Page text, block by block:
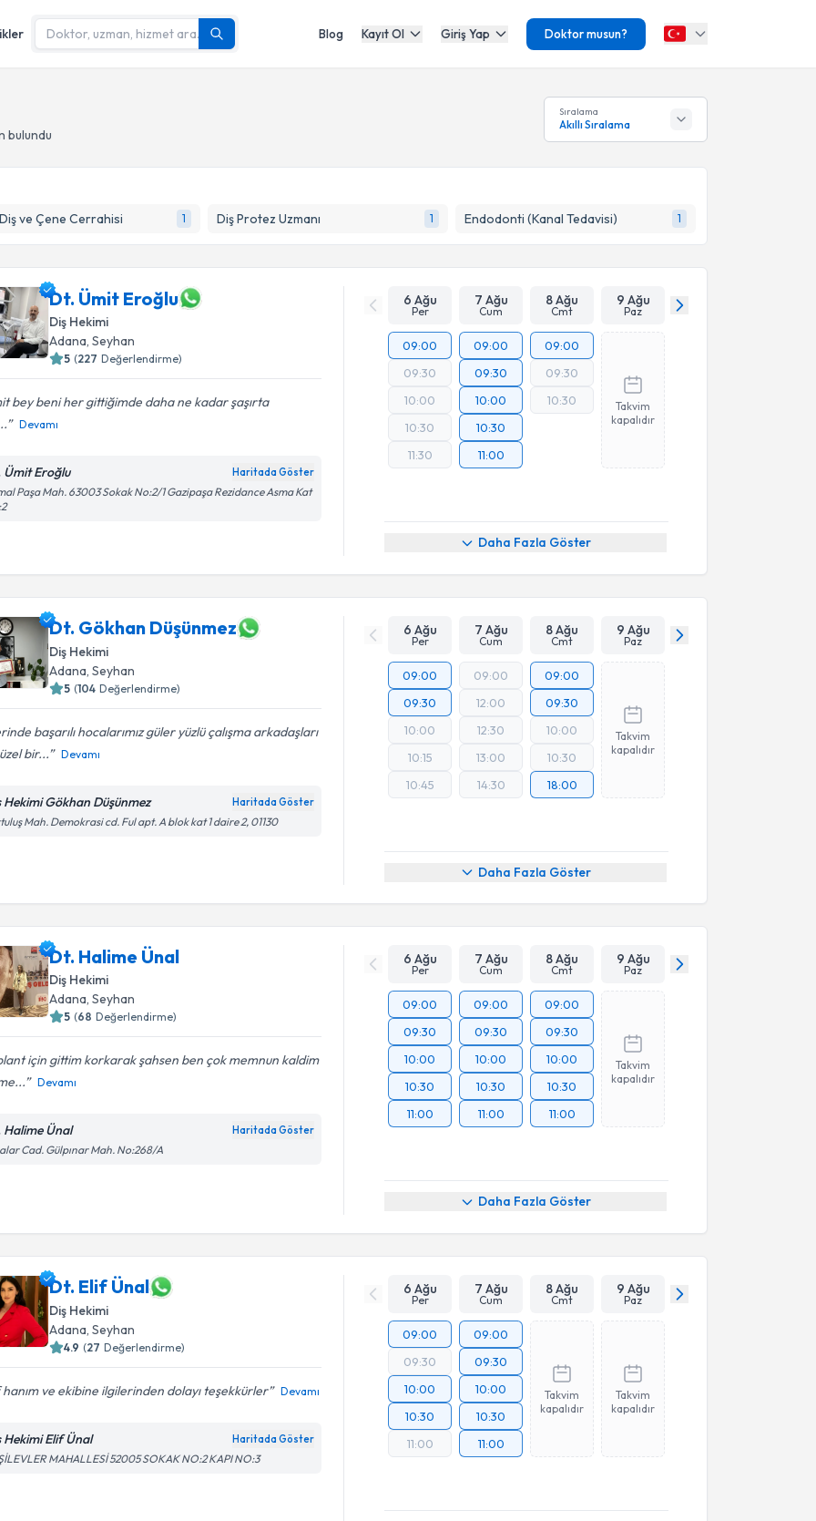
Blog Kayıt Ol Giriş Yap Doktor musun?
bulundu
Sıralama
Akıllı Sıralama
Diş ve Çene Cerrahisi 1 Diş Protez Uzmanı 1 Endodonti (Kanal Tedavisi) 1
Dt. Ümit Eroğlu
Diş Hekimi
Adana, Seyhan
5 (227 Değerlendirme)
bey beni her gittiğimde daha ne kadar şaşırta
Devamı
Ümit Eroğlu Haritada Göster
Paşa Mah. 63003 Sokak No:2/1 Gazipaşa Rezidance Asma Kat
6 Ağu
Per
7 Ağu
Cum
8 Ağu
Cmt
9 Ağu
Paz
09:00
09:30
10:00
10:30
11:30
09:00
09:30
10:00
10:30
11:00
09:00
09:30
10:30
Takvim
kapalıdır
Daha Fazla Göster
Dt. Gökhan Düşünmez
Diş Hekimi
Adana , Seyhan
5 (104 Değerlendirme)
başarılı hocalarımız güler yüzlü çalışma arkadaşları
bir...
Devamı
Hekimi Gökhan Düşünmez Haritada Göster
Mah. Demokrasi cd. Ful apt. A blok kat 1 daire 2, 01130
6 Ağu
Per
7 Ağu
Cum
8 Ağu
Cmt
9 Ağu
Paz
09:00
09:30
10:00
10:15
10:45
09:00
12:00
12:30
13:00
14:30
09:00
09:30
10:00
10:30
18:00
Takvim
kapalıdır
Daha Fazla Göster
Dt. Halime Ünal
Diş Hekimi
Adana, Seyhan
5 (68 Değerlendirme)
için gittim korkarak şahsen ben çok memnun kaldim
Devamı
Halime Ünal Haritada Göster
Cad. Gülpınar Mah. No:268/A
6 Ağu
Per
7 Ağu
Cum
8 Ağu
Cmt
9 Ağu
Paz
09:00
09:30
10:00
10:30
11:00
09:00
09:30
10:00
10:30
11:00
09:00
09:30
10:00
10:30
11:00
Takvim
kapalıdır
Daha Fazla Göster
Dt. Elif Ünal
Diş Hekimi
Adana , Seyhan
4.9 (27 Değerlendirme)
hanım ve ekibine ilgilerinden dolayı teşekkürler Devamı
Hekimi Elif Ünal Haritada Göster
MAHALLESİ 52005 SOKAK NO:2 KAPI NO:3
6 Ağu
Per
7 Ağu
Cum
8 Ağu
Cmt
9 Ağu
Paz
09:00
09:30
10:00
10:30
11:00
09:00
09:30
10:00
10:30
11:00
Takvim
kapalıdır
Takvim
kapalıdır